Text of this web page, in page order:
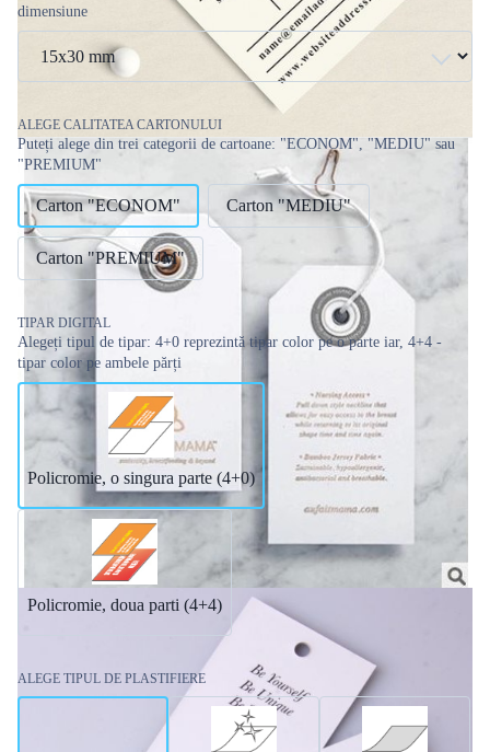
dimensiune
ALEGE CALITATEA CARTONULUI
Puteți alege din trei categorii de cartoane: "ECONOM", "MEDIU" sau
"PREMIUM"
Carton "ECONOM" Carton "MEDIU"
Carton "PREMIUM"
TIPAR DIGITAL
Alegeți tipul de tipar: 4+0 reprezintă tipar color pe o parte iar, 4+4 -
tipar color pe ambele părți
Policromie, o singura parte (4+0)
Policromie, doua parti (4+4)
ALEGE TIPUL DE PLASTIFIERE